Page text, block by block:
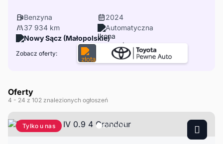
Benzyna
2024
37 934 km
Automatyczna
Nowy Sącz (Małopolskie)
Zobacz oferty:
Oferty
4 - 24 z 102 znalezionych ogłoszeń
Tylko u nas